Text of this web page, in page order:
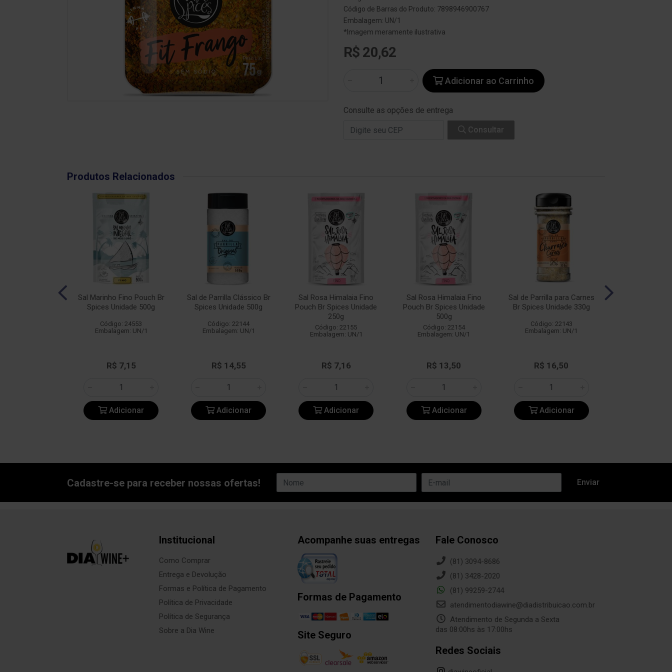
Código de Barras do Produto: 7898946900767
Embalagem: UN/1
*Imagem meramente ilustrativa
R$ 20,62
Adicionar ao Carrinho
Consulte as opções de entrega
Consultar
Produtos Relacionados
Sal Marinho Fino Pouch Br
Spices Unidade 500g
Código: 24553
Embalagem: UN/1
R$ 7,15
Adicionar
Sal de Parrilla Clássico Br
Spices Unidade 500g
Código: 22144
Embalagem: UN/1
R$ 14,55
Adicionar
Sal Rosa Himalaia Fino
Pouch Br Spices Unidade
250g
Código: 22155
Embalagem: UN/1
R$ 7,16
Adicionar
Sal Rosa Himalaia Fino
Pouch Br Spices Unidade
500g
Código: 22154
Embalagem: UN/1
R$ 13,50
Adicionar
Sal de Parrilla para Carnes
Br Spices Unidade 330g
Código: 22143
Embalagem: UN/1
R$ 16,50
Adicionar
Cadastre-se para receber nossas ofertas!
Institucional
Como Comprar
Entrega e Devolução
Formas e Política de Pagamento
Política de Privacidade
Política de Segurança
Sobre a Dia Wine
Acompanhe suas entregas
Formas de Pagamento
Site Seguro
Fale Conosco
(81) 3094-8686
(81) 3428-2020
(81) 99259-2744
atendimentodiawine@diadistribuicao.com.br
Atendimento de Segunda a Sexta
das 08:00hs às 17:00hs
Redes Sociais